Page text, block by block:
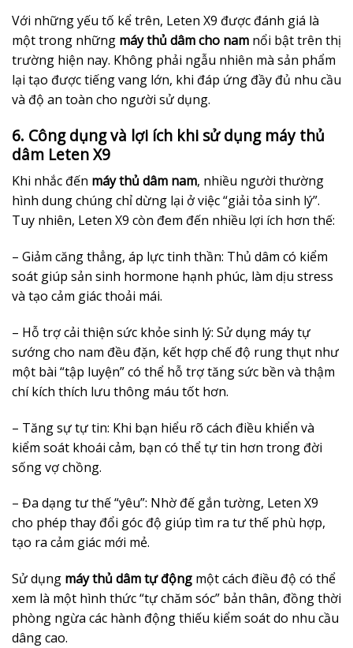
Với những yếu tố kể trên, Leten X9 được đánh giá là
một trong những máy thủ dâm cho nam nổi bật trên thị
trường hiện nay. Không phải ngẫu nhiên mà sản phẩm
lại tạo được tiếng vang lớn, khi đáp ứng đầy đủ nhu cầu
và độ an toàn cho người sử dụng.
6. Công dụng và lợi ích khi sử dụng máy thủ
dâm Leten X9
Khi nhắc đến máy thủ dâm nam, nhiều người thường
hình dung chúng chỉ dừng lại ở việc “giải tỏa sinh lý”.
Tuy nhiên, Leten X9 còn đem đến nhiều lợi ích hơn thế:
– Giảm căng thẳng, áp lực tinh thần: Thủ dâm có kiểm
soát giúp sản sinh hormone hạnh phúc, làm dịu stress
và tạo cảm giác thoải mái.
– Hỗ trợ cải thiện sức khỏe sinh lý: Sử dụng máy tự
sướng cho nam đều đặn, kết hợp chế độ rung thụt như
một bài “tập luyện” có thể hỗ trợ tăng sức bền và thậm
chí kích thích lưu thông máu tốt hơn.
– Tăng sự tự tin: Khi bạn hiểu rõ cách điều khiển và
kiểm soát khoái cảm, bạn có thể tự tin hơn trong đời
sống vợ chồng.
– Đa dạng tư thế “yêu”: Nhờ đế gắn tường, Leten X9
cho phép thay đổi góc độ giúp tìm ra tư thế phù hợp,
tạo ra cảm giác mới mẻ.
Sử dụng máy thủ dâm tự động một cách điều độ có thể
xem là một hình thức “tự chăm sóc” bản thân, đồng thời
phòng ngừa các hành động thiếu kiểm soát do nhu cầu
dâng cao.